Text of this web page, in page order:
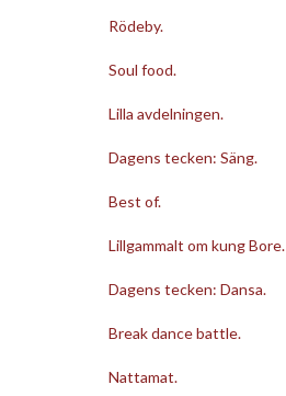
Rödeby.
Soul food.
Lilla avdelningen.
Dagens tecken: Säng.
Best of.
Lillgammalt om kung Bore.
Dagens tecken: Dansa.
Break dance battle.
Nattamat.